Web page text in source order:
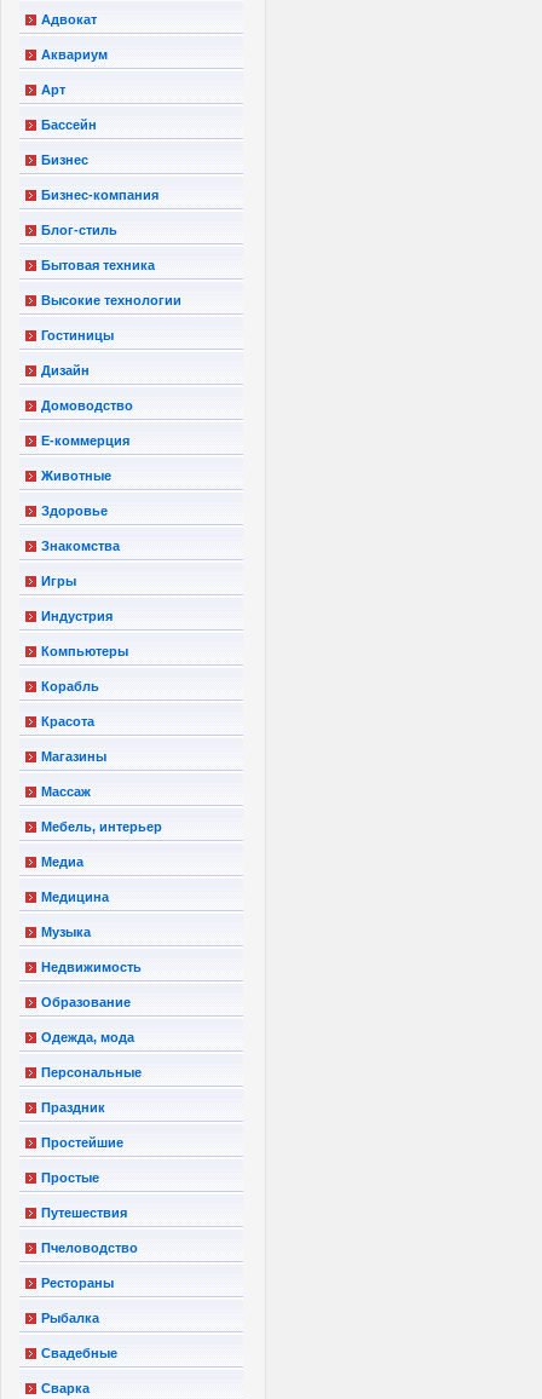
Адвокат
Аквариум
Арт
Бассейн
Бизнес
Бизнес-компания
Блог-стиль
Бытовая техника
Высокие технологии
Гостиницы
Дизайн
Домоводство
Е-коммерция
Животные
Здоровье
Знакомства
Игры
Индустрия
Компьютеры
Корабль
Красота
Магазины
Массаж
Мебель, интерьер
Медиа
Медицина
Музыка
Недвижимость
Образование
Одежда, мода
Персональные
Праздник
Простейшие
Простые
Путешествия
Пчеловодство
Рестораны
Рыбалка
Свадебные
Сварка